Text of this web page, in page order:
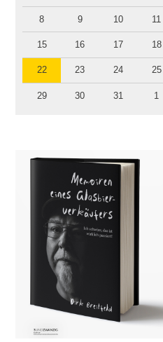
8 9 10 11
15 16 17 18
22 23 24 25
29 30 31 1